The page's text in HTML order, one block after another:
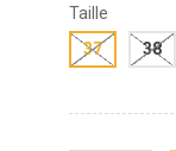
Taille
37
38